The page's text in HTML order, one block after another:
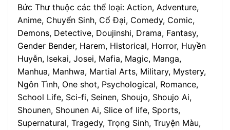
Bức Thư thuộc các thể loại: Action, Adventure,
Anime, Chuyển Sinh, Cổ Đại, Comedy, Comic,
Demons, Detective, Doujinshi, Drama, Fantasy,
Gender Bender, Harem, Historical, Horror, Huyền
Huyễn, Isekai, Josei, Mafia, Magic, Manga,
Manhua, Manhwa, Martial Arts, Military, Mystery,
Ngôn Tình, One shot, Psychological, Romance,
School Life, Sci-fi, Seinen, Shoujo, Shoujo Ai,
Shounen, Shounen Ai, Slice of life, Sports,
Supernatural, Tragedy, Trọng Sinh, Truyện Màu,